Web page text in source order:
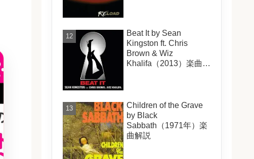
Beat It by Sean
Kingston ft. Chris
Brown & Wiz
Khalifa（2013）楽曲解
Children of the Grave
by Black
Sabbath（1971年）楽
曲解説